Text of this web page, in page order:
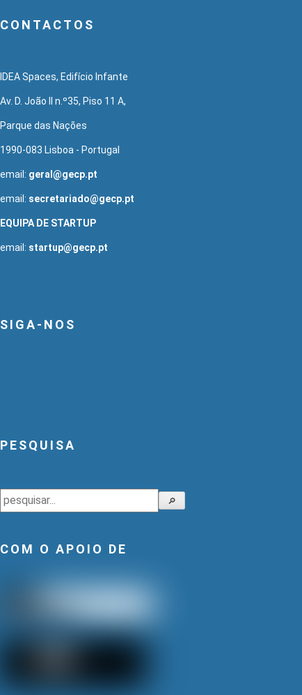
CONTACTOS
IDEA Spaces, Edifício Infante
Av. D. João II n.º35, Piso 11 A,
Parque das Nações
1990-083 Lisboa - Portugal
email: geral@gecp.pt
email: secretariado@gecp.pt
EQUIPA DE STARTUP
email: startup@gecp.pt
SIGA-NOS
PESQUISA
Pesquisar 🔎
COM O APOIO DE